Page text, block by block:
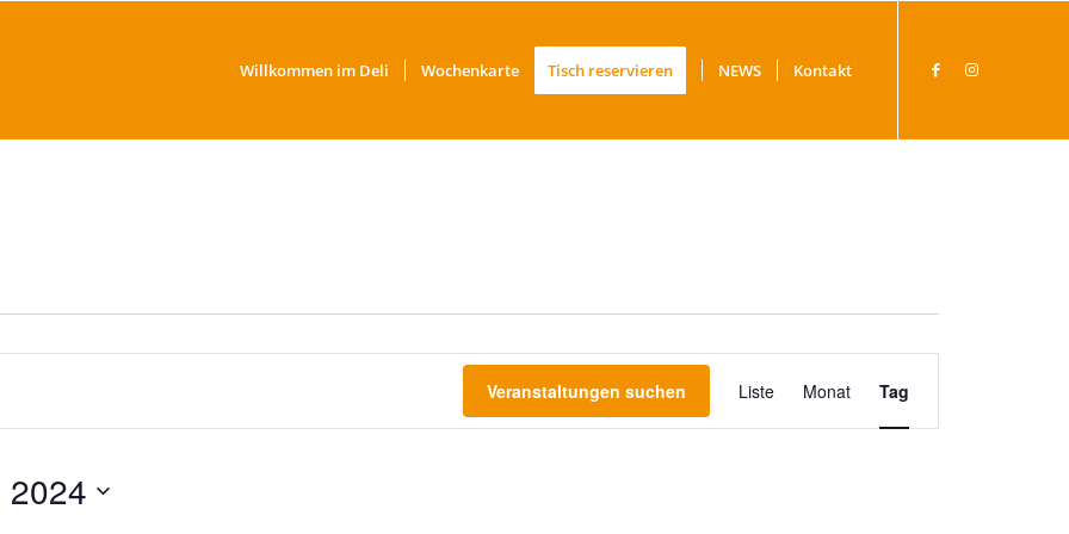
Willkommen im Deli Wochenkarte Tisch reservieren NEWS Kontakt
Veranstaltungen suchen
Ansichten-
Liste Monat Tag
2024